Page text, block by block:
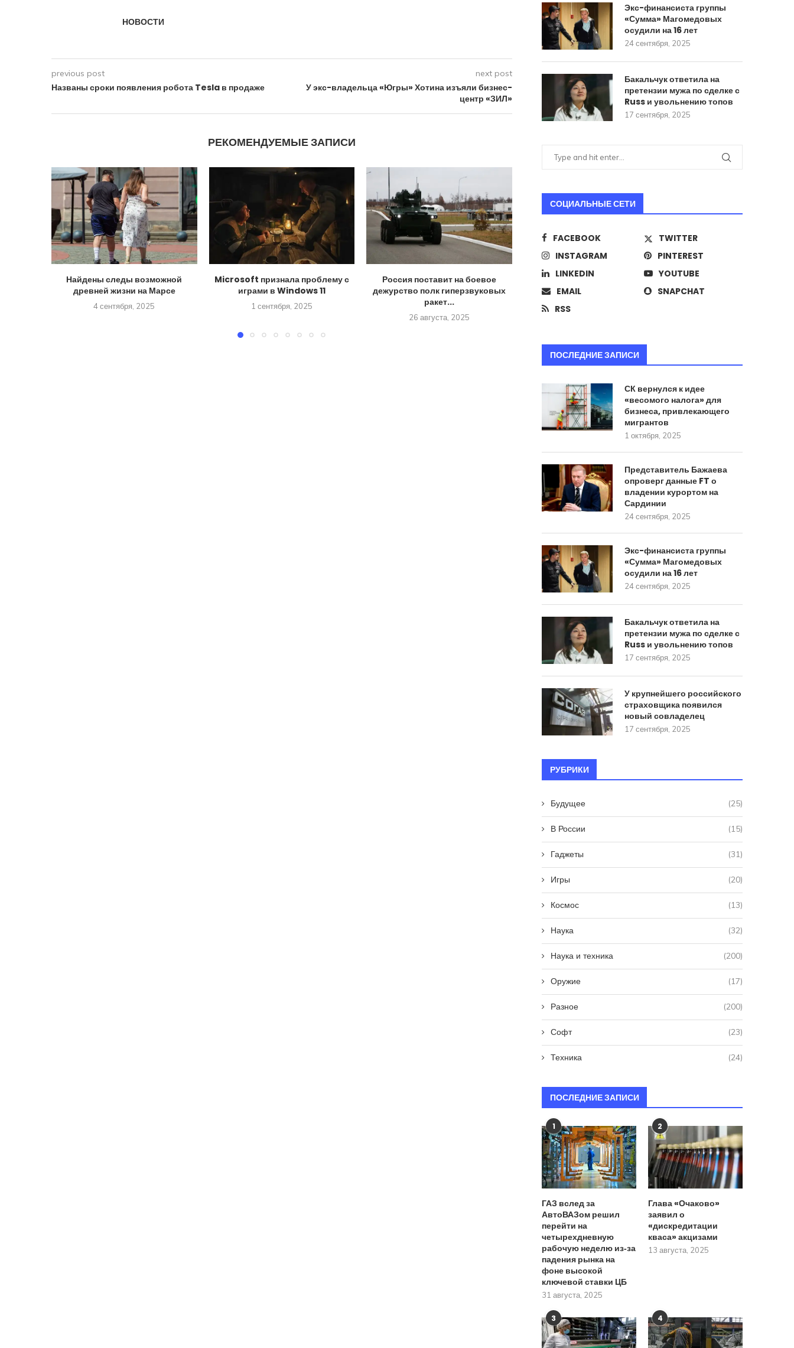
НОВОСТИ
previous post
Названы сроки появления робота Tesla в продаже
next post
У экс-владельца «Югры» Хотина изъяли бизнес-
центр «ЗИЛ»
РЕКОМЕНДУЕМЫЕ ЗАПИСИ
Найдены следы возможной
древней жизни на Марсе
4 сентября, 2025
Microsoft признала проблему с
играми в Windows 11
1 сентября, 2025
Россия поставит на боевое
дежурство полк гиперзвуковых
ракет...
26 августа, 2025
Стало известно о разработке в
России РСЗО для...
22 августа, 2025
ИИ научили печатать
Экс-финансиста группы
«Сумма» Магомедовых
осудили на 16 лет
24 сентября, 2025
Бакальчук ответила на
претензии мужа по сделке с
Russ и увольнению топов
17 сентября, 2025
СОЦИАЛЬНЫЕ СЕТИ
FACEBOOK
TWITTER
INSTAGRAM
PINTEREST
LINKEDIN
YOUTUBE
EMAIL
SNAPCHAT
RSS
ПОСЛЕДНИЕ ЗАПИСИ
СК вернулся к идее
«весомого налога» для
бизнеса, привлекающего
мигрантов
1 октября, 2025
Представитель Бажаева
опроверг данные FT о
владении курортом на
Сардинии
24 сентября, 2025
Экс-финансиста группы
«Сумма» Магомедовых
осудили на 16 лет
24 сентября, 2025
Бакальчук ответила на
претензии мужа по сделке с
Russ и увольнению топов
17 сентября, 2025
У крупнейшего российского
страховщика появился
новый совладелец
17 сентября, 2025
РУБРИКИ
Будущее (25)
В России (15)
Гаджеты (31)
Игры (20)
Космос (13)
Наука (32)
Наука и техника (200)
Оружие (17)
Разное (200)
Софт (23)
Техника (24)
ПОСЛЕДНИЕ ЗАПИСИ
1
ГАЗ вслед за
АвтоВАЗом решил
перейти на
четырехдневную
рабочую неделю из‑за
падения рынка на
фоне высокой
ключевой ставки ЦБ
31 августа, 2025
2
Глава «Очаково»
заявил о
«дискредитации
кваса» акцизами
13 августа, 2025
3 4